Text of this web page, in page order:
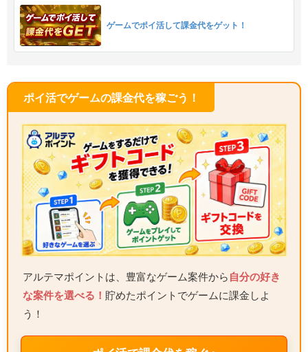
ゲームでポイ活して課金代をゲット！
ポイ活でゲームの課金代を稼ごう！
アルテマポイントは、豊富なゲーム案件から 自分の好き
な案件を選べる！ 貯めたポイントでゲームに課金しよ
う！